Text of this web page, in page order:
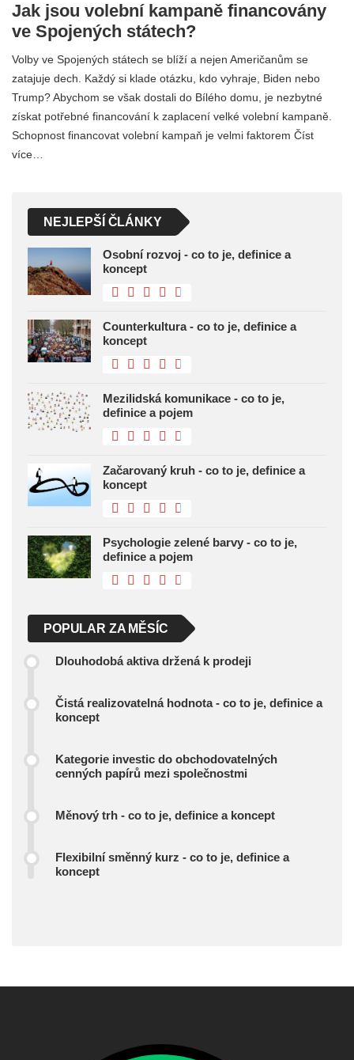
Jak jsou volební kampaně financovány
ve Spojených státech?
Volby ve Spojených státech se blíží a nejen Američanům se
zatajuje dech. Každý si klade otázku, kdo vyhraje, Biden nebo
Trump? Abychom se však dostali do Bílého domu, je nezbytné
získat potřebné financování k zaplacení velké volební kampaně.
Schopnost financovat volební kampaň je velmi faktorem Číst
více…
NEJLEPŠÍ ČLÁNKY
Osobní rozvoj - co to je, definice a
koncept
Counterkultura - co to je, definice a
koncept
Mezilidská komunikace - co to je,
definice a pojem
Začarovaný kruh - co to je, definice a
koncept
Psychologie zelené barvy - co to je,
definice a pojem
POPULAR ZA MĚSÍC
Dlouhodobá aktiva držená k prodeji
Čistá realizovatelná hodnota - co to je, definice a
koncept
Kategorie investic do obchodovatelných
cenných papírů mezi společnostmi
Měnový trh - co to je, definice a koncept
Flexibilní směnný kurz - co to je, definice a
koncept